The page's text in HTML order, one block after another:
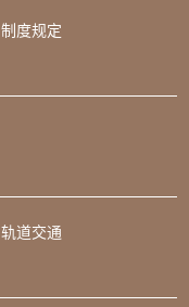
制度规定
轨道交通